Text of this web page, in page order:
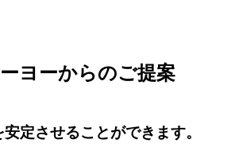
ヨーからのご提案
定させることができます。